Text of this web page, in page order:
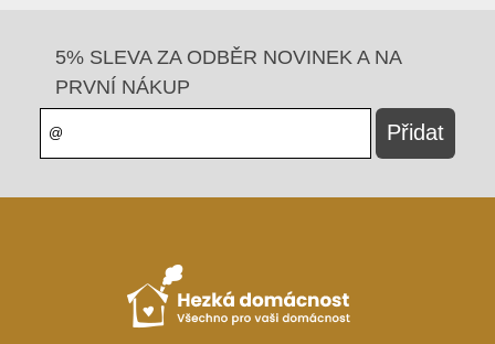
5% SLEVA ZA ODBĚR NOVINEK A NA
PRVNÍ NÁKUP